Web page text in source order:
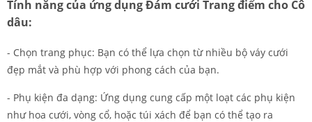
Tính năng của ứng dụng Đám cưới Trang điểm cho Cô
dâu:
- Chọn trang phục: Bạn có thể lựa chọn từ nhiều bộ váy cưới
đẹp mắt và phù hợp với phong cách của bạn.
- Phụ kiện đa dạng: Ứng dụng cung cấp một loạt các phụ kiện
như hoa cưới, vòng cổ, hoặc túi xách để bạn có thể tạo ra